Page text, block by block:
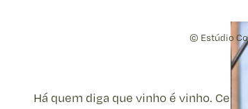
©️ Estúdio
Há quem diga que vinho é vinho.